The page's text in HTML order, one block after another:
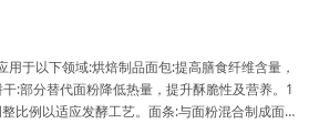
于以下领域:烘焙制品面包:提高膳食纤维含量，
:部分替代面粉降低热量，提升酥脆性及营养。1
比例以适应发酵工艺。面条:与面粉混合制成面